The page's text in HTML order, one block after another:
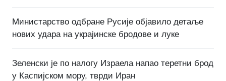
Министарство одбране Русије објавило детаље
нових удара на украјинске бродове и луке
Зеленски је по налогу Израела напао теретни брод
у Каспијском мору, тврди Иран